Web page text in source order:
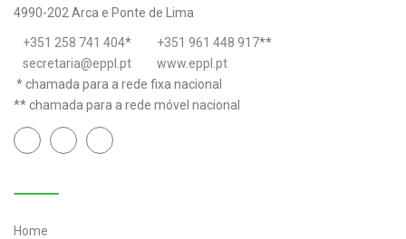
4990-202 Arca e Ponte de Lima
+351 258 741 404* +351 961 448 917**
secretaria@eppl.pt
www.eppl.pt
* chamada para a rede fixa nacional
** chamada para a rede móvel nacional
Home